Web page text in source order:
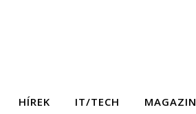
HÍREK IT/TECH MAGAZIN